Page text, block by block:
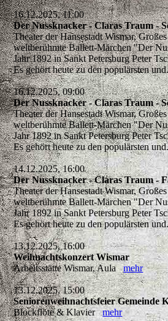
16.12.2025, 11:00
Der Nussknacker - Claras Traum -
Theater der Hansestadt Wismar,
weltberühmte Ballett-Märchen "Der
Jahr 1892 in Sankt Petersburg Peter
Es gehört heute zu den populärsten
16.12.2025, 09:00
Der Nussknacker - Claras Traum -
Theater der Hansestadt Wismar,
weltberühmte Ballett-Märchen "Der
Jahr 1892 in Sankt Petersburg Peter
Es gehört heute zu den populärsten
14.12.2025, 16:00
Der Nussknacker - Claras Traum -
Theater der Hansestadt Wismar,
weltberühmte Ballett-Märchen "Der
Jahr 1892 in Sankt Petersburg Peter
Es gehört heute zu den populärsten
13.12.2025, 16:00
Weihnachtskonzert Wismar
Arbeitsstätte Wismar, Aulamehr
13.12.2025, 15:00
Seniorenweihnachtsfeier Gemeinde
Blockflöte & Klaviermehr